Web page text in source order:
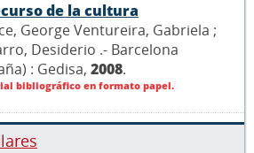
de la cultura
George Ventureira, Gabriela ;
Desiderio .- Barcelona
: Gedisa, 2008.
bibliográfico en formato papel.